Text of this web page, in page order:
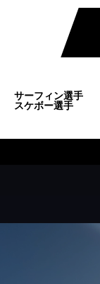
サーフィン選手
スケボー選手